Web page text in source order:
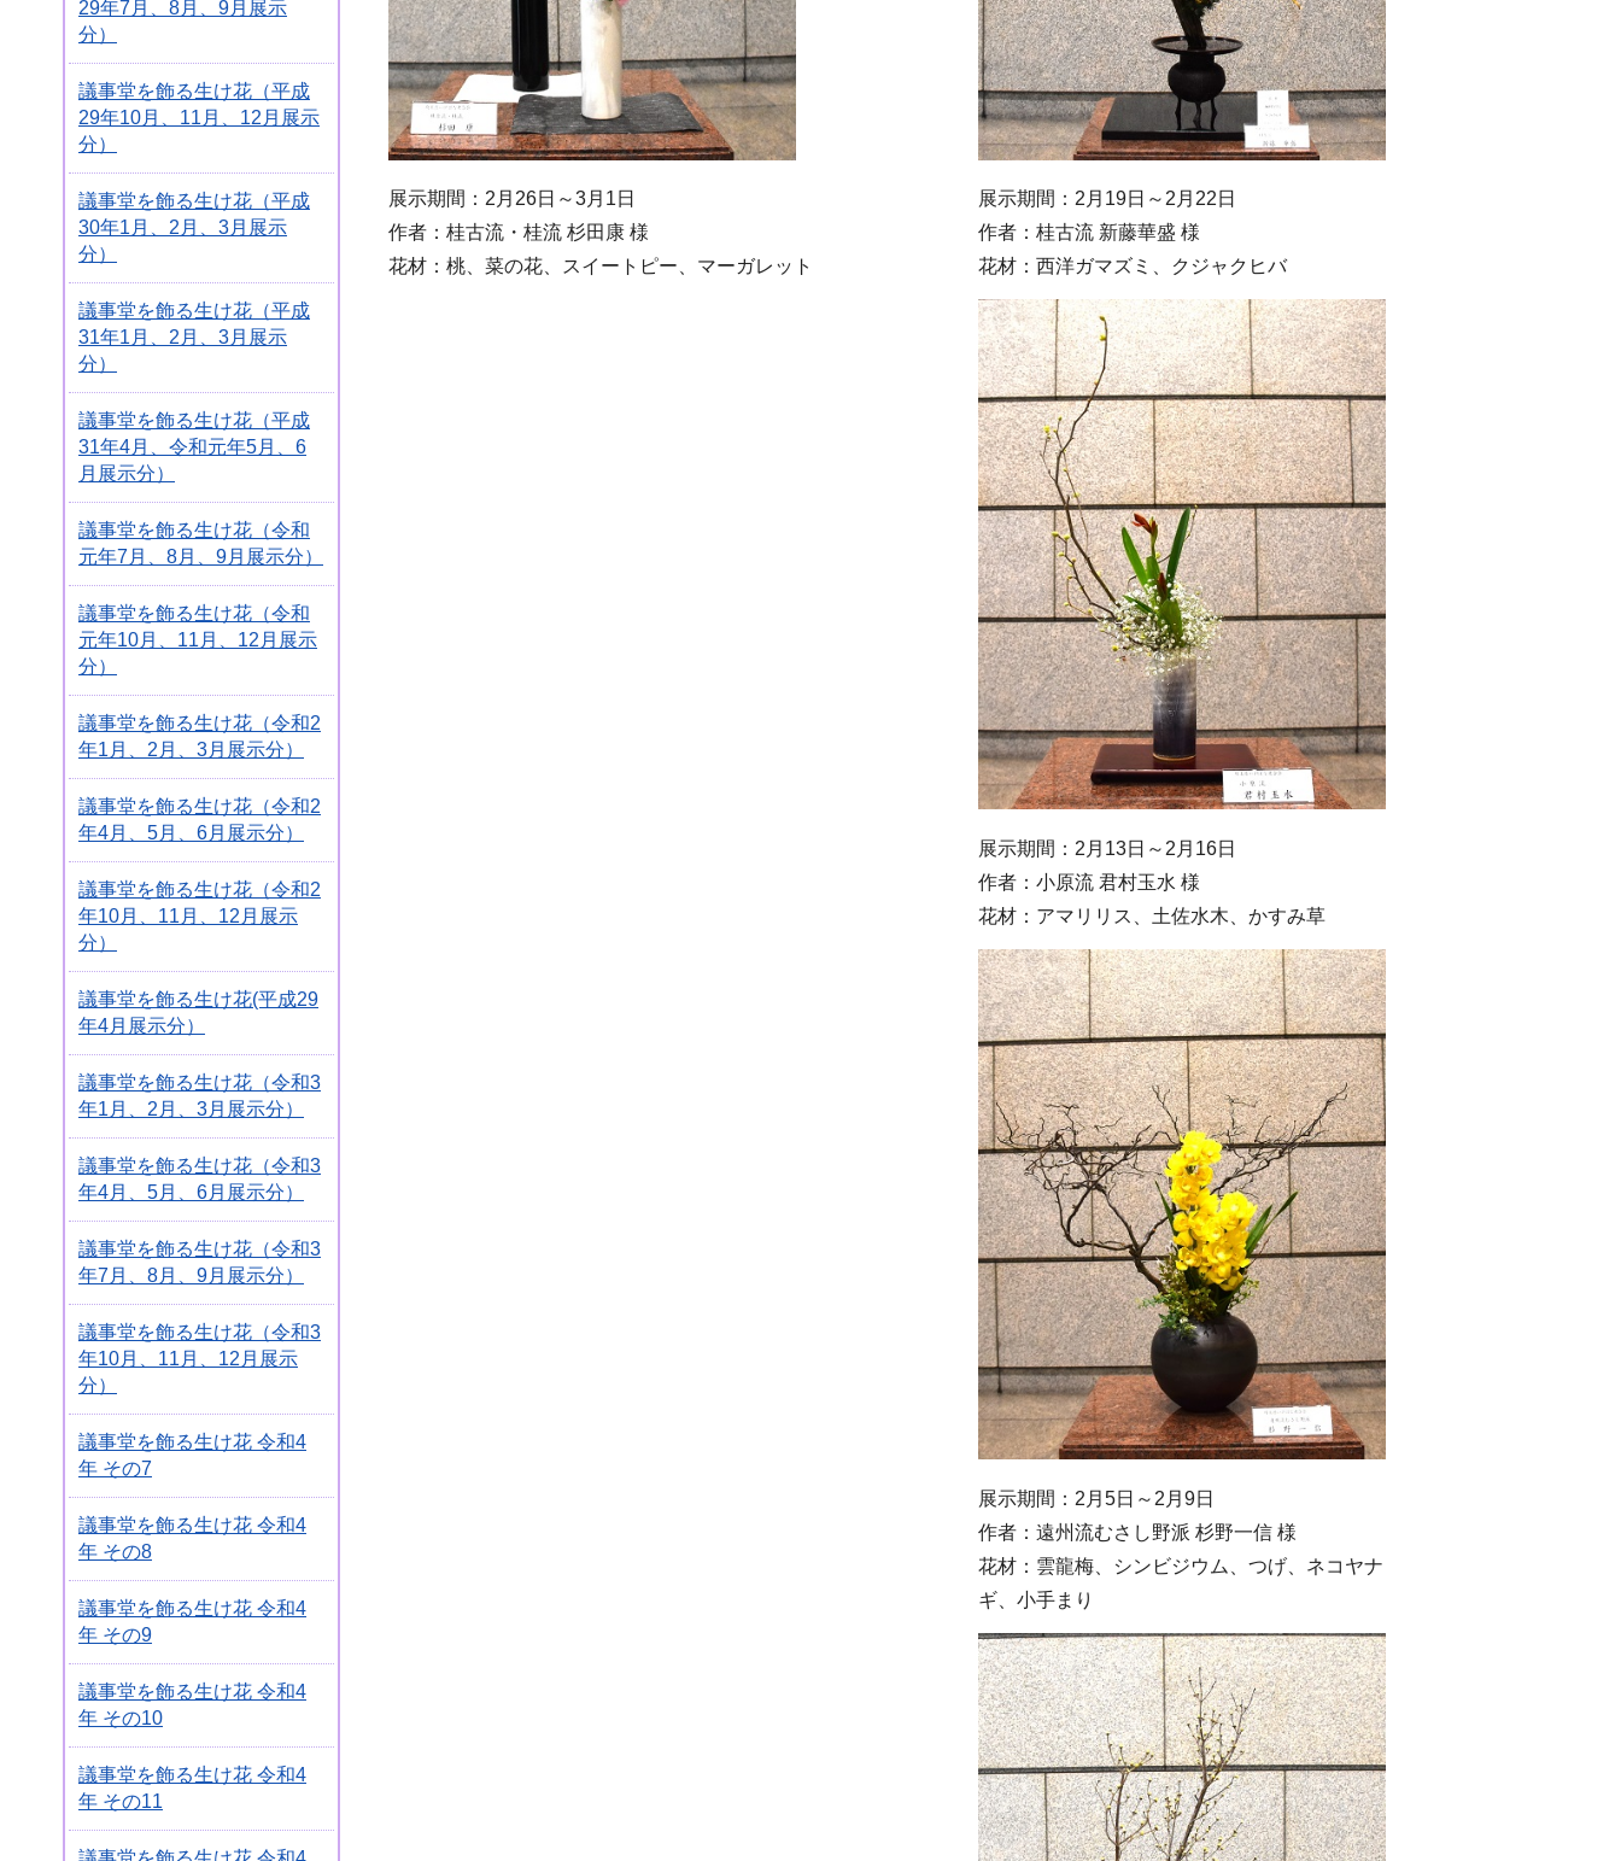
29年7月、8月、9月展示
分）
議事堂を飾る生け花（平成
29年10月、11月、12月展示
分）
議事堂を飾る生け花（平成
30年1月、2月、3月展示
分）
議事堂を飾る生け花（平成
31年1月、2月、3月展示
分）
議事堂を飾る生け花（平成
31年4月、令和元年5月、6
月展示分）
議事堂を飾る生け花（令和
元年7月、8月、9月展示分）
議事堂を飾る生け花（令和
元年10月、11月、12月展示
分）
議事堂を飾る生け花（令和2
年1月、2月、3月展示分）
議事堂を飾る生け花（令和2
年4月、5月、6月展示分）
議事堂を飾る生け花（令和2
年10月、11月、12月展示
分）
議事堂を飾る生け花(平成29
年4月展示分）
議事堂を飾る生け花（令和3
年1月、2月、3月展示分）
議事堂を飾る生け花（令和3
年4月、5月、6月展示分）
議事堂を飾る生け花（令和3
年7月、8月、9月展示分）
議事堂を飾る生け花（令和3
年10月、11月、12月展示
分）
議事堂を飾る生け花 令和4
年 その7
議事堂を飾る生け花 令和4
年 その8
議事堂を飾る生け花 令和4
年 その9
議事堂を飾る生け花 令和4
年 その10
議事堂を飾る生け花 令和4
年 その11
展示期間：2月26日～3月1日
作者：桂古流・桂流 杉田康 様
花材：桃、菜の花、スイートピー、マーガレット
展示期間：2月19日～2月22日
作者：桂古流 新藤華盛 様
花材：西洋ガマズミ、クジャクヒバ
展示期間：2月13日～2月16日
作者：小原流 君村玉水 様
花材：アマリリス、土佐水木、かすみ草
展示期間：2月5日～2月9日
作者：遠州流むさし野派 杉野一信 様
花材：雲龍梅、シンビジウム、つげ、ネコヤナ
ギ、小手まり